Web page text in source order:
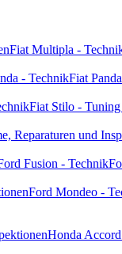
Fiat Multipla -
- TechnikFiat
Fiat Stilo -
Reparaturen und
Fusion - Technik
Ford Mondeo -
Honda